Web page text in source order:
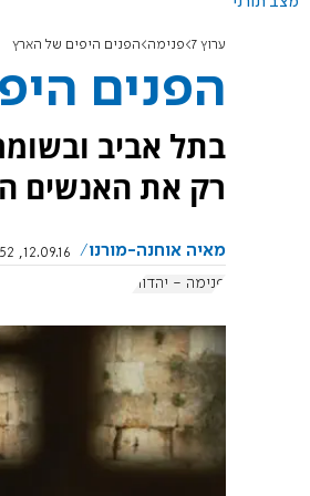
ערוץ 7 פנימה הפנים היפים של הארץ
הפנים
בתל אביב
רק את האנשים
מאיה אוחנה-מורנו
12.09.16, 14:52
פנימה - יהדות